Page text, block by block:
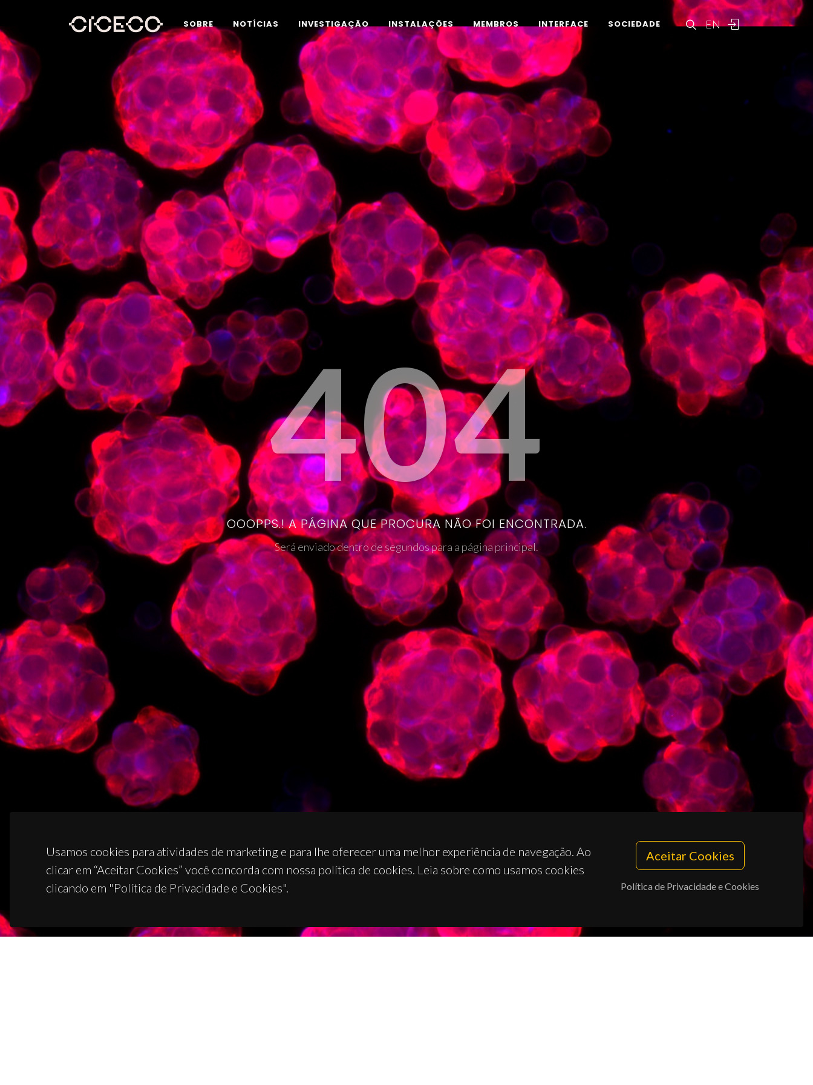
EN
SOBRE NOTÍCIAS INVESTIGAÇÃO INSTALAÇÕES MEMBROS INTERFACE SOCIEDADE
404
OOOPPS.! A PÁGINA QUE PROCURA NÃO FOI ENCONTRADA.
Será enviado dentro de segundos para a página principal.
Usamos cookies para atividades de marketing e para lhe oferecer uma melhor experiência de navegação. Ao
clicar em “Aceitar Cookies” você concorda com nossa política de cookies. Leia sobre como usamos cookies
clicando em "Política de Privacidade e Cookies".
Aceitar Cookies
Política de Privacidade e Cookies